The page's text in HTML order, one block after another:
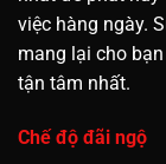
việc hàng ngày.
mang lại cho
tận tâm nhất.
Chế độ đãi ngộ